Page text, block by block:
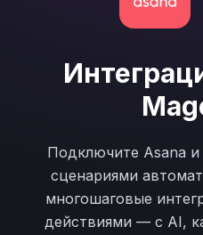
Подключите Asana и
сценариями
многошаговые
действиями — с AI,